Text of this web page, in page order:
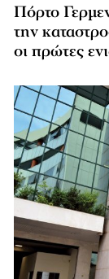
Πόρτο
την
οι πρώτες